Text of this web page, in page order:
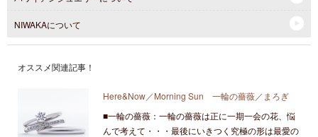
NIWAKAについて
オススメ関連記事！
Here&Now／Morning Sun 一輪の薔薇／まろぎ
■一輪の薔薇：一輪の薔薇は正に一期一会の花、悩
んで考えて・・・最後にいきつく究極の形は最愛の